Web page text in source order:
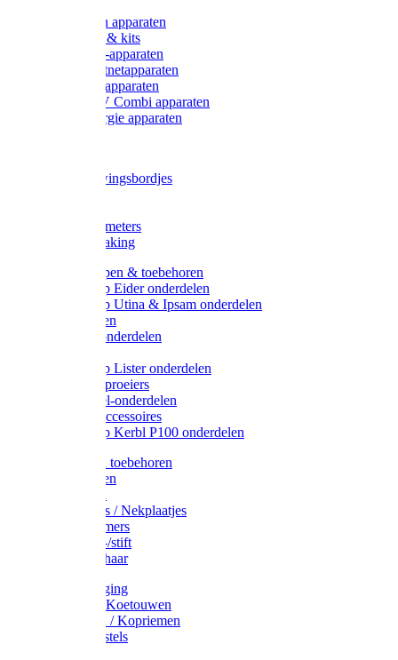
Onderdelen apparaten
Starter sets & kits
9V Batterij-apparaten
230V Lichtnetapparaten
12V Accu-apparaten
230V / 12V Combi apparaten
Zonne-energie apparaten
Waarschuwingsbordjes
Wegers en meters
Video bewaking
Weidepompen & toebehoren
Weidepomp Eider onderdelen
Weidepomp Utina & Ipsam onderdelen
Drinkbakken
Drinkbak onderdelen
Weidepomp Lister onderdelen
Nippels / Sproeiers
Drinknippel-onderdelen
Drinkbak accessoires
Weidepomp Kerbl P100 onderdelen
Oormerken toebehoren
Enkelbanden
Halsplaatjes / Nekplaatjes
Kokernummers
Merkspray-/stift
Veemerkschaar
Uierverzorging
Halsters & Koetouwen
Halsriemen / Kopriemen
Koerugborstels